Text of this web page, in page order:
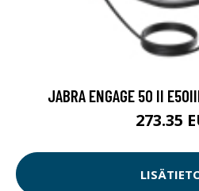
JABRA ENGAGE 50 II
273.35